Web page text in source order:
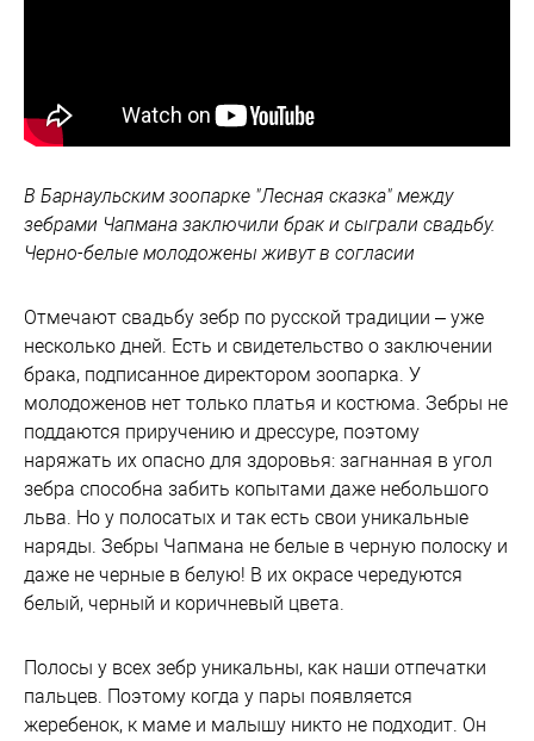
В Барнаульским зоопарке "Лесная сказка" между
зебрами Чапмана заключили брак и сыграли свадьбу.
Черно-белые молодожены живут в согласии
Отмечают свадьбу зебр по русской традиции – уже
несколько дней. Есть и свидетельство о заключении
брака, подписанное директором зоопарка. У
молодоженов нет только платья и костюма. Зебры не
поддаются приручению и дрессуре, поэтому
наряжать их опасно для здоровья: загнанная в угол
зебра способна забить копытами даже небольшого
льва. Но у полосатых и так есть свои уникальные
наряды. Зебры Чапмана не белые в черную полоску и
даже не черные в белую! В их окрасе чередуются
белый, черный и коричневый цвета.
Полосы у всех зебр уникальны, как наши отпечатки
пальцев. Поэтому когда у пары появляется
жеребенок, к маме и малышу никто не подходит. Он